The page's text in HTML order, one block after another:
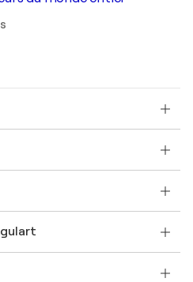
commercial
original